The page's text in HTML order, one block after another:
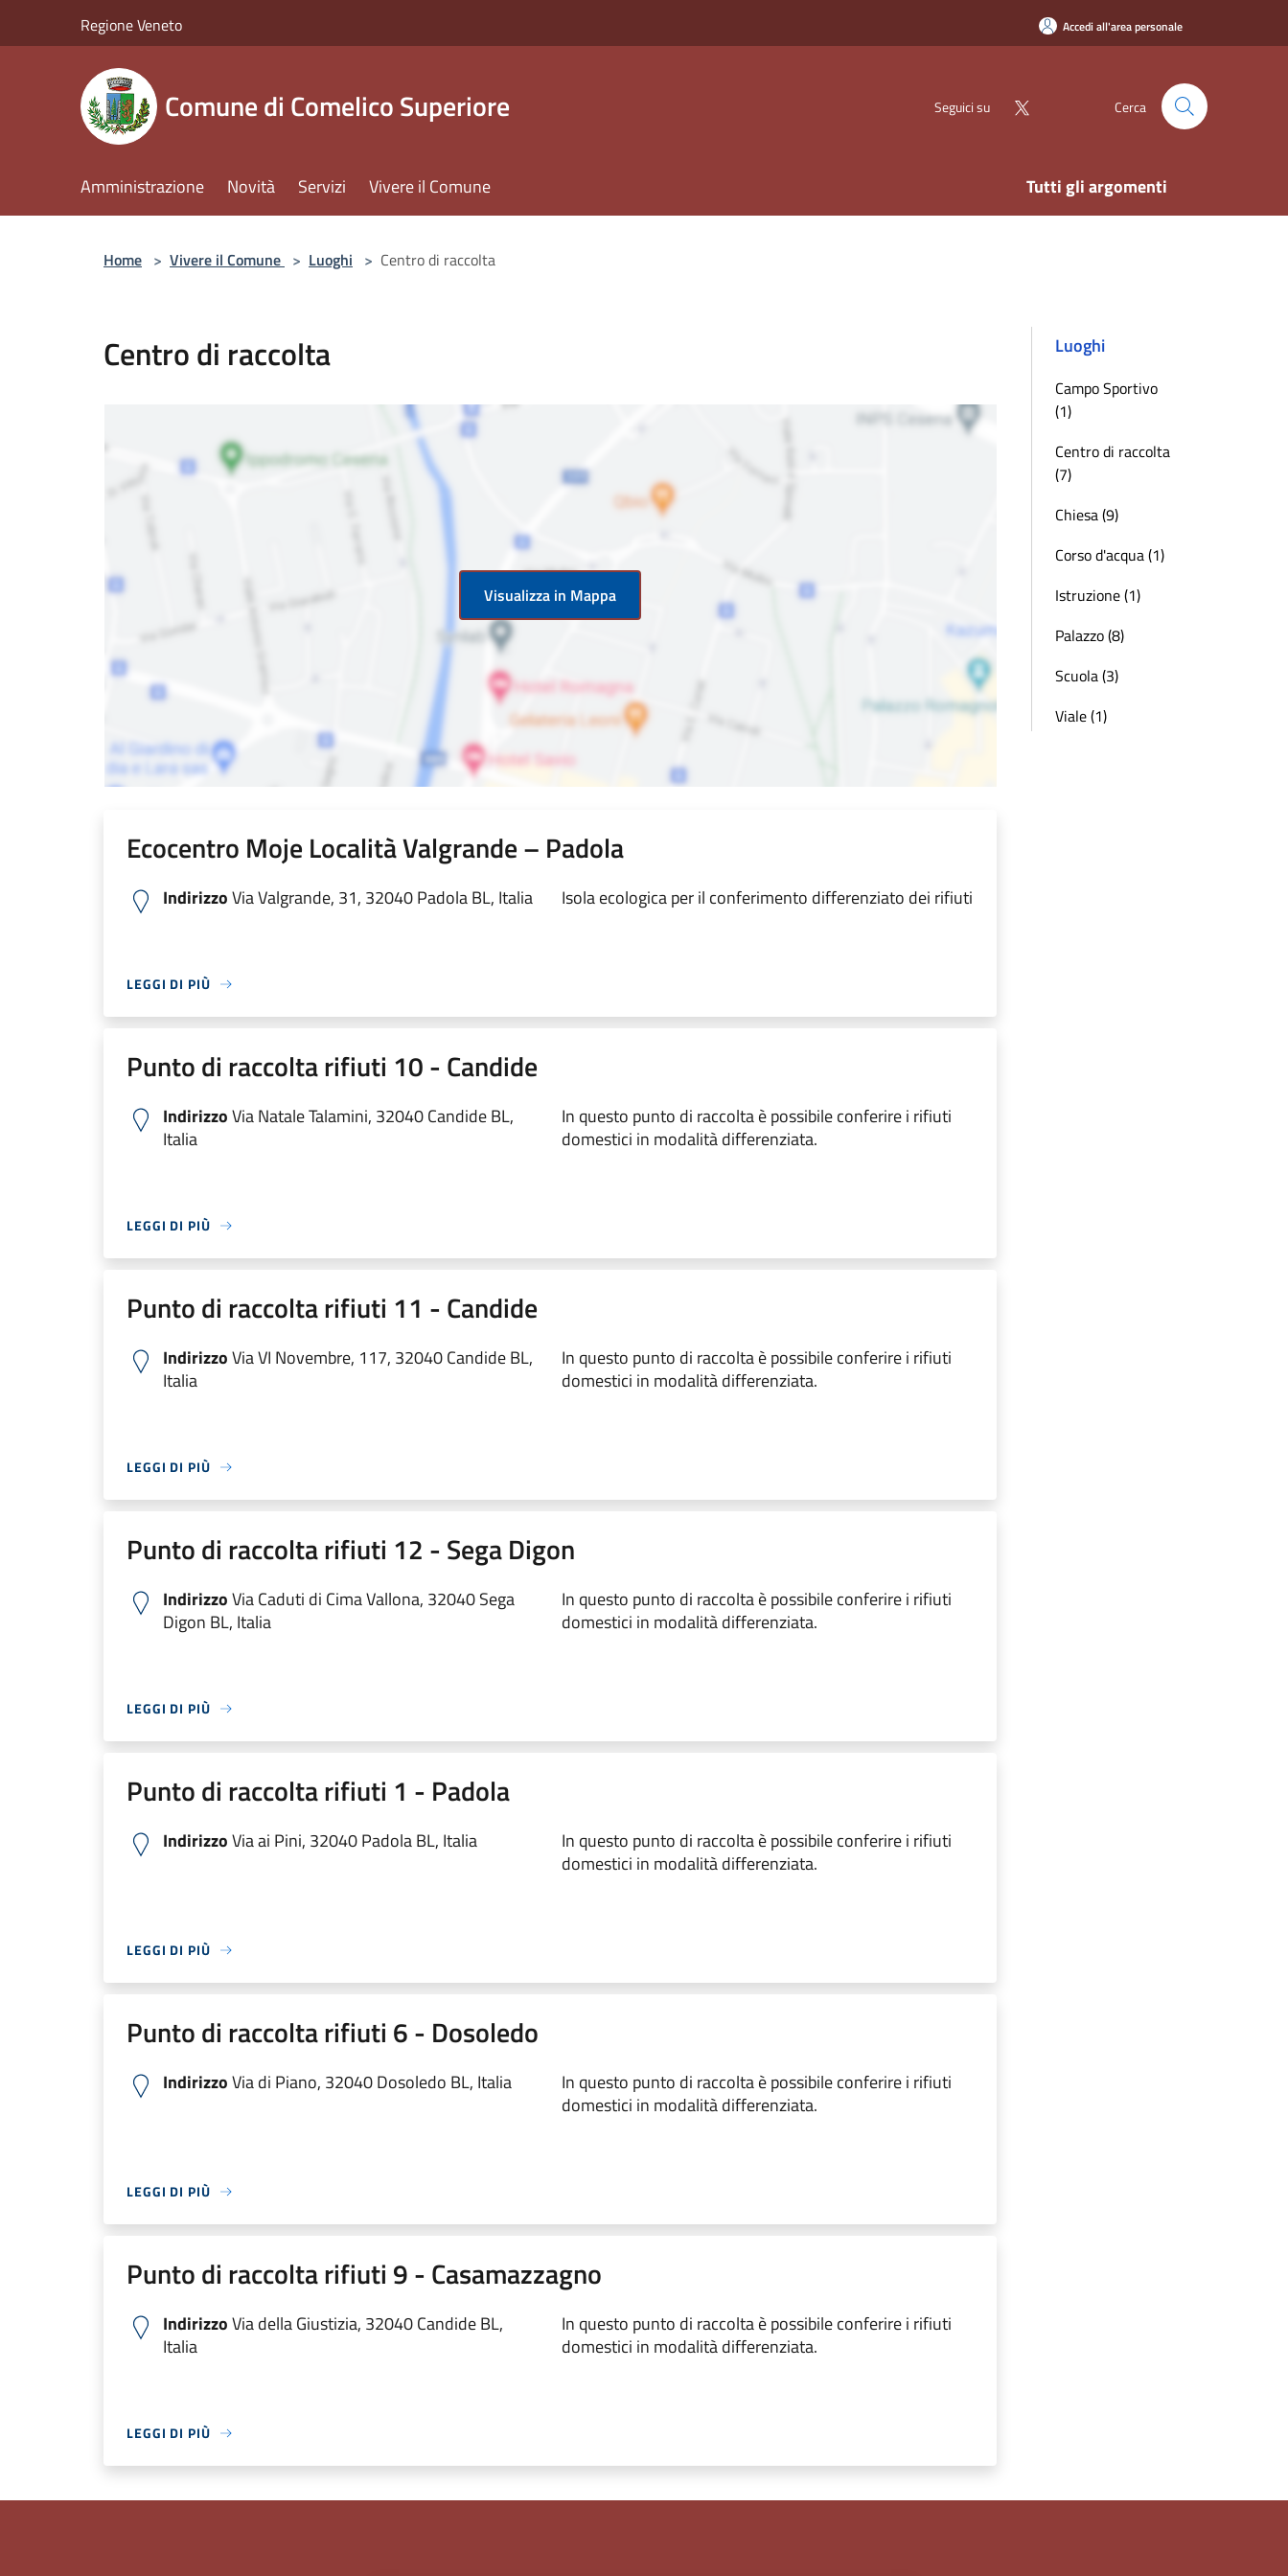
Regione Veneto Accedi all'area personale
Comune di Comelico Superiore Seguici su Cerca
Amministrazione Novità Servizi Vivere il Comune Tutti gli argomenti
Home > Vivere il Comune > Luoghi > Centro di raccolta
Centro di raccolta
Visualizza in Mappa
Ecocentro Moje Località Valgrande – Padola
IndirizzoVia Valgrande, 31, 32040 Padola BL, Italia Isola ecologica per il conferimento differenziato dei rifiuti
LEGGI DI PIÙ
Punto di raccolta rifiuti 10 - Candide
IndirizzoVia Natale Talamini, 32040 Candide BL,
Italia
In questo punto di raccolta è possibile conferire i rifiuti
domestici in modalità differenziata.
LEGGI DI PIÙ
Punto di raccolta rifiuti 11 - Candide
IndirizzoVia VI Novembre, 117, 32040 Candide BL,
Italia
In questo punto di raccolta è possibile conferire i rifiuti
domestici in modalità differenziata.
LEGGI DI PIÙ
Punto di raccolta rifiuti 12 - Sega Digon
IndirizzoVia Caduti di Cima Vallona, 32040 Sega
Digon BL, Italia
In questo punto di raccolta è possibile conferire i rifiuti
domestici in modalità differenziata.
LEGGI DI PIÙ
Punto di raccolta rifiuti 1 - Padola
IndirizzoVia ai Pini, 32040 Padola BL, Italia
In questo punto di raccolta è possibile conferire i rifiuti
domestici in modalità differenziata.
LEGGI DI PIÙ
Punto di raccolta rifiuti 6 - Dosoledo
IndirizzoVia di Piano, 32040 Dosoledo BL, Italia
In questo punto di raccolta è possibile conferire i rifiuti
domestici in modalità differenziata.
LEGGI DI PIÙ
Punto di raccolta rifiuti 9 - Casamazzagno
IndirizzoVia della Giustizia, 32040 Candide BL,
Italia
In questo punto di raccolta è possibile conferire i rifiuti
domestici in modalità differenziata.
LEGGI DI PIÙ
Luoghi
Campo Sportivo
(1)
Centro di raccolta
(7)
Chiesa (9)
Corso d'acqua (1)
Istruzione (1)
Palazzo (8)
Scuola (3)
Viale (1)